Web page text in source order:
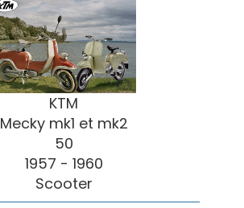
KTM
Mecky mk1 et mk2
50
1957 - 1960
Scooter